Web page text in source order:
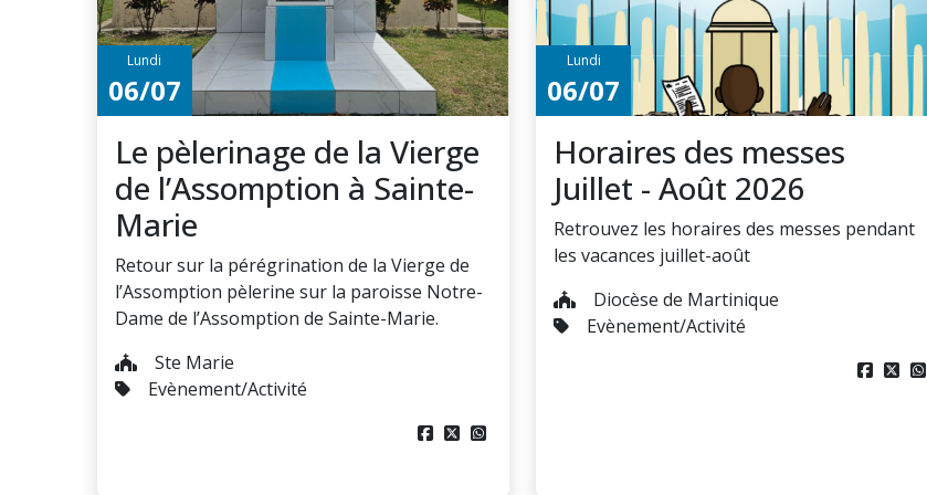
Lundi
06/07
Le pèlerinage de la Vierge
de l’Assomption à Sainte-
Marie
Retour sur la pérégrination de la Vierge de
l’Assomption pèlerine sur la paroisse Notre-
Dame de l’Assomption de Sainte-Marie.
Ste Marie
Evènement/Activité
  
Lundi
06/07
Horaires des messes
Juillet - Août 2026
Retrouvez les horaires des messes pendant
les vacances juillet-août
Diocèse de Martinique
Evènement/Activité
  